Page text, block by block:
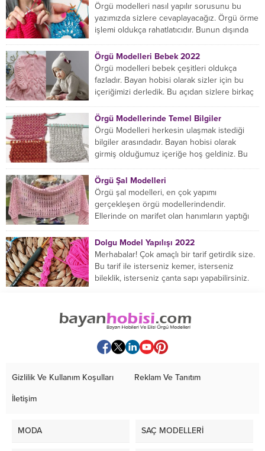
Örgü modelleri nasıl yapılır sorusunu bu
yazımızda sizlere cevaplayacağız. Örgü örme
işlemi oldukça rahatlatıcıdır. Bunun dışında
Örgü Modelleri Bebek 2022
Örgü modelleri bebek çeşitleri oldukça
fazladır. Bayan hobisi olarak sizler için bu
içeriğimizi derledik. Bu açıdan sizlere birkaç
Örgü Modellerinde Temel Bilgiler
Örgü Modelleri herkesin ulaşmak istediği
bilgiler arasındadır. Bayan hobisi olarak
girmiş olduğumuz içeriğe hoş geldiniz. Bu
Örgü Şal Modelleri
Örgü şal modelleri, en çok yapımı
gerçekleşen örgü modellerindendir.
Ellerinde on marifet olan hanımların yaptığı
Dolgu Model Yapılışı 2022
Merhabalar! Çok amaçlı bir tarif getirdik size.
Bu tarif ile isterseniz kemer, isterseniz
bileklik, isterseniz çanta sapı yapabilirsiniz.
Gizlilik Ve Kullanım Koşulları Reklam Ve Tanıtım
İletişim
MODA SAÇ MODELLERİ